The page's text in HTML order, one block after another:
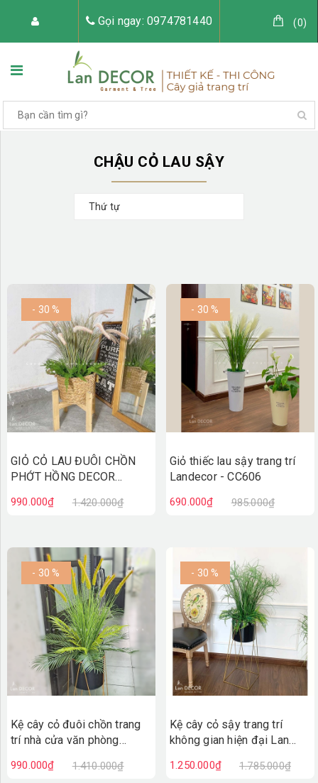
Gọi ngay: 0974781440 (0)
TƯỜNG CÂY GIẢ KHĂN TRẢI BÀN
CHẬU CỎ LAU SẬY
Thứ tự
- 30 %
GIỎ CỎ LAU ĐUÔI CHỒN
PHỚT HỒNG DECOR
990.000₫ 1.420.000₫
- 30 %
Giỏ thiếc lau sậy trang trí
Landecor - CC606
690.000₫ 985.000₫
- 30 %
Kệ cây cỏ đuôi chồn trang
trí nhà cửa văn phòng
CC599
990.000₫ 1.410.000₫
- 30 %
Kệ cây cỏ sậy trang trí
không gian hiện đại Lan
1.250.000₫ 1.785.000₫